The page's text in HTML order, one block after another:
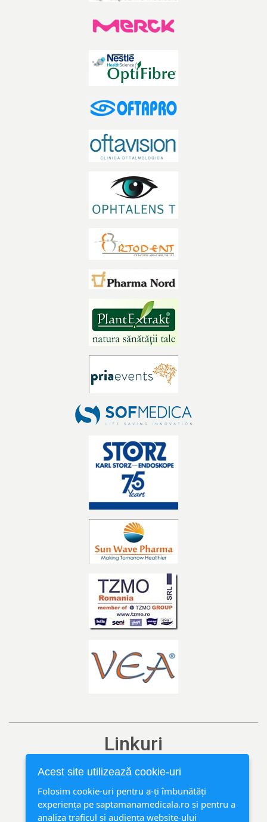
Linkuri
Ediția curentă
Arhivă
Rubrici
Acest site utilizează cookie-uri
Folosim cookie-uri pentru a-ți îmbunătăți
experiența pe saptamanamedicala.ro și pentru a
analiza traficul și audiența website-ului